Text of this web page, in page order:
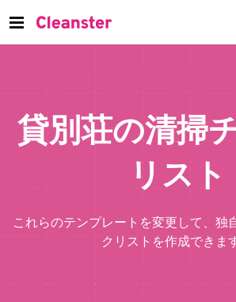
貸別荘の清掃
リスト
これらのテンプレートを変更して、独
クリストを作成できま